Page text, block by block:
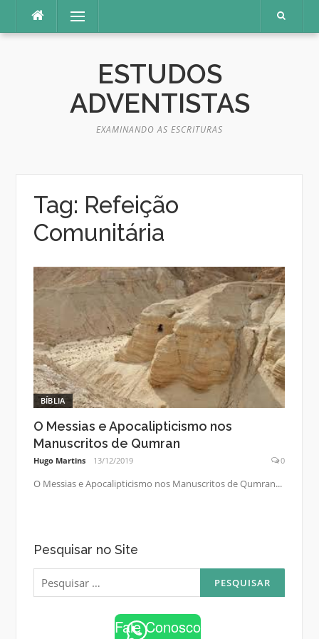
o
Menu
ESTUDOS
ADVENTISTAS
EXAMINANDO AS ESCRITURAS
Tag: Refeição
Comunitária
BÍBLIA
O Messias e Apocalipticismo nos
Manuscritos de Qumran
Hugo Martins 13/12/2019 0
O Messias e Apocalipticismo nos Manuscritos de Qumran...
Pesquisar no Site
Pesquisar
por:
Fale Conosco